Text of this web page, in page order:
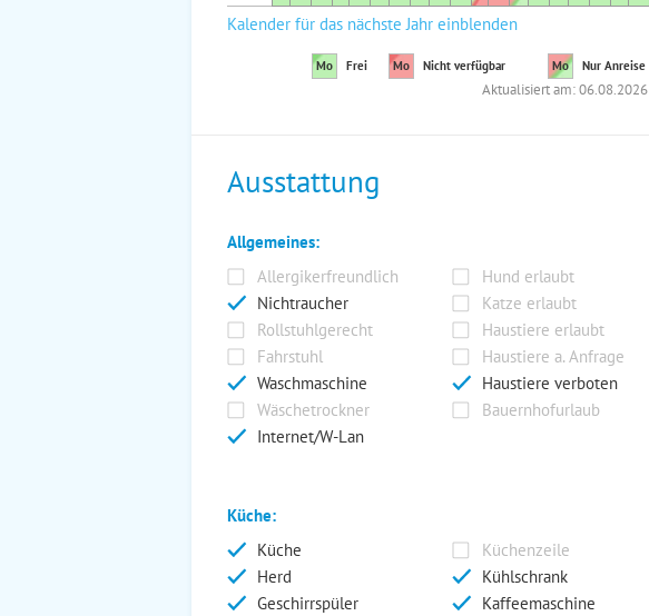
Kalender für das nächste Jahr einblenden
Mo Frei Mo Nicht verfügbar Mo Nur Anreise
Aktualisiert am: 06.08.2026
Ausstattung
Allgemeines:
Allergikerfreundlich
Hund erlaubt
Nichtraucher
Katze erlaubt
Rollstuhlgerecht
Haustiere erlaubt
Fahrstuhl
Haustiere a. Anfrage
Waschmaschine
Haustiere verboten
Wäschetrockner
Bauernhofurlaub
Internet/W-Lan
Küche:
Küche
Küchenzeile
Herd
Kühlschrank
Geschirrspüler
Kaffeemaschine